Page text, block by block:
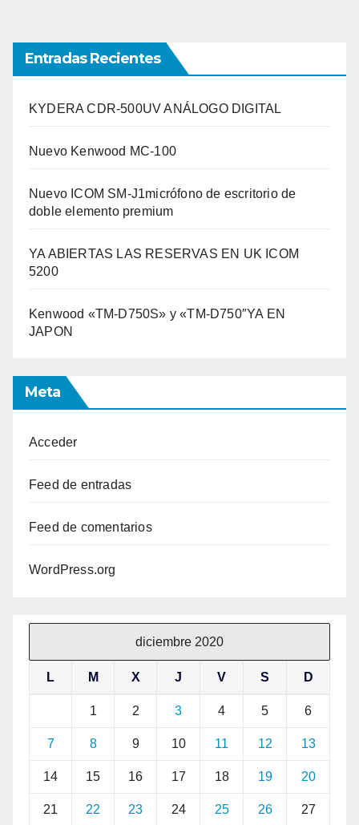
Entradas Recientes
KYDERA CDR-500UV ANÁLOGO DIGITAL
Nuevo Kenwood MC-100
Nuevo ICOM SM-J1micrófono de escritorio de
doble elemento premium
YA ABIERTAS LAS RESERVAS EN UK ICOM
5200
Kenwood «TM-D750S» y «TM-D750″YA EN
JAPON
Meta
Acceder
Feed de entradas
Feed de comentarios
WordPress.org
diciembre 2020
L M X J V S D
1 2 3 4 5 6
7 8 9 10 11 12 13
14 15 16 17 18 19 20
21 22 23 24 25 26 27